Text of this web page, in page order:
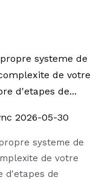
systeme de
de votre
d'etapes de...
2026-05-30
systeme de
de votre
d'etapes de